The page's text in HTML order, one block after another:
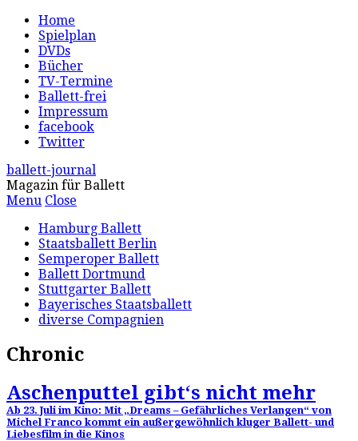
Home
Spielplan
DVDs
Bücher
TV-Termine
Ballett-frei
Impressum
facebook
Twitter
ballett-journal
Magazin für Ballett
Menu Close
Hamburg Ballett
Staatsballett Berlin
Semperoper Ballett
Ballett Dortmund
Stuttgarter Ballett
Bayerisches Staatsballett
diverse Compagnien
Chronic
Aschenputtel gibt‘s nicht mehr
Ab 23. Juli im Kino: Mit „Dreams – Gefährliches Verlangen“ von
Michel Franco kommt ein außergewöhnlich kluger Ballett- und
Liebesfilm in die Kinos